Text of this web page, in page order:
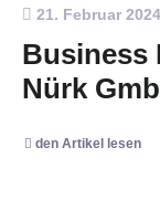
21. Februar 2024
Business
Nürk
den Artikel lesen